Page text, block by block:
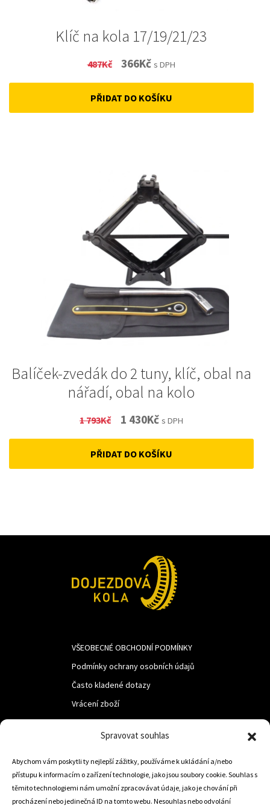
Spravovat souhlas
Abychom vám poskytli ty nejlepší zážitky, používáme k ukládání a/nebo
přístupu k informacím o zařízení technologie, jako jsou soubory cookie. Souhlas s
těmito technologiemi nám umožní zpracovávat údaje, jako je chování při
procházení nebo jedinečná ID na tomto webu. Nesouhlas nebo odvolání
Klíč na kola 17/19/21/23
487Kč
Original
price
was:
366KčCurrent
price
is:
s DPH
PŘIDAT DO KOŠÍKU
Balíček-zvedák do 2 tuny, klíč, obal na
nářadí, obal na kolo
1 793Kč
Original
price
was:
1 430KčCurrent
price
is:
s DPH
PŘIDAT DO KOŠÍKU
VŠEOBECNÉ OBCHODNÍ PODMÍNKY
Podmínky ochrany osobních údajů
Často kladené dotazy
Vrácení zboží
LUF s.r.o.
Nám. M.R.Štefanika 518,
Trstená 02801